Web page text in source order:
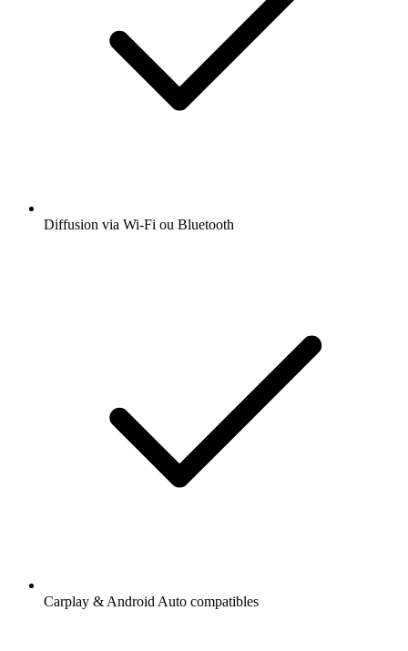
Diffusion via Wi-Fi ou Bluetooth
Carplay & Android Auto compatibles